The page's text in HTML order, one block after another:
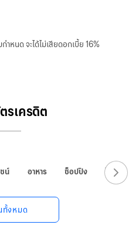
กำหนด จะได้ไม่เสียดอกเบี้ย 16%
รเครดิต
น์ อาหาร ช็อปปิง โรงแร
ทั้งหมด